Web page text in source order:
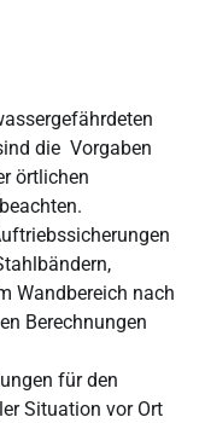
die Vorgaben
örtlichen
Wandbereich nach
Berechnungen
für den
Situation vor Ort